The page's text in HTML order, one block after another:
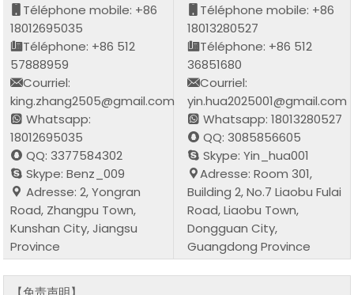
Téléphone mobile: +86
18012695035
Téléphone: +86 512
57888959
Courriel:
king.zhang2505@gmail.com
Whatsapp:
18012695035
QQ: 3377584302
Skype: Benz_009
Adresse: 2, Yongran
Road, Zhangpu Town,
Kunshan City, Jiangsu
Province
Téléphone mobile: +86
18013280527
Téléphone: +86 512
36851680
Courriel:
yin.hua2025001@gmail.com
Whatsapp: 18013280527
QQ: 3085856605
Skype: Yin_hua001
Adresse: Room 301,
Building 2, No.7 Liaobu Fulai
Road, Liaobu Town,
Dongguan City,
Guangdong Province